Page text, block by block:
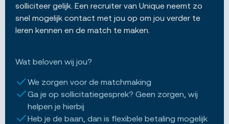
solliciteer gelijk. Een recruiter van Unique neemt zo
snel mogelijk contact met jou op om jou verder te
leren kennen en de match te maken.
Wat beloven wij jou?
We zorgen voor de matchmaking
Ga je op sollicitatiegesprek? Geen zorgen, wij
helpen je hierbij
Heb je de baan, dan is flexibele betaling mogelijk